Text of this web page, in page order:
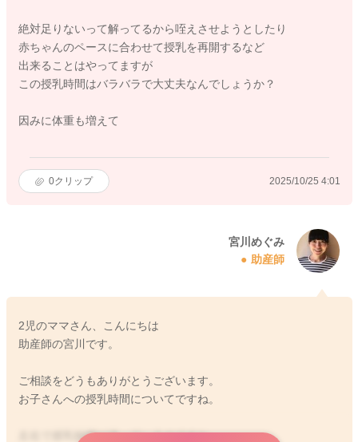
絶対足りないって解ってるから咥えさせようとしたり
赤ちゃんのペースに合わせて授乳を再開するなど
出来ることはやってますが
この授乳時間はバラバラで大丈夫なんでしょうか？
因みに体重も増えて
0クリップ 2025/10/25 4:01
宮川めぐみ
助産師
2児のママさん、こんにちは
助産師の宮川です。
ご相談をどうもありがとうございます。
お子さんへの授乳時間についてですね。
左右で授乳時間が違っているのですね。